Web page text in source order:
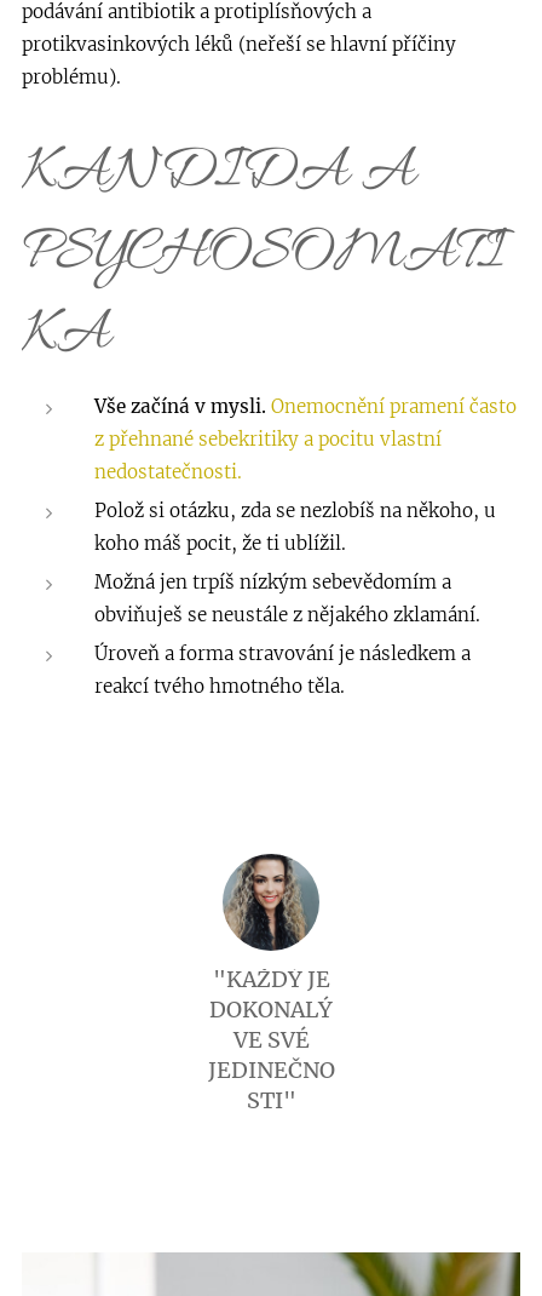
podávání antibiotik a protiplísňových a
protikvasinkových léků (neřeší se hlavní příčiny
problému).
KANDIDA A
PSYCHOSOMATI
KA
Vše začíná v mysli. Onemocnění pramení často
z přehnané sebekritiky a pocitu vlastní
nedostatečnosti.
Polož si otázku, zda se nezlobíš na někoho, u
koho máš pocit, že ti ublížil.
Možná jen trpíš nízkým sebevědomím a
obviňuješ se neustále z nějakého zklamání.
Úroveň a forma stravování je následkem a
reakcí tvého hmotného těla.
"KAŽDÝ JE
DOKONALÝ
VE SVÉ
JEDINEČNO
STI"